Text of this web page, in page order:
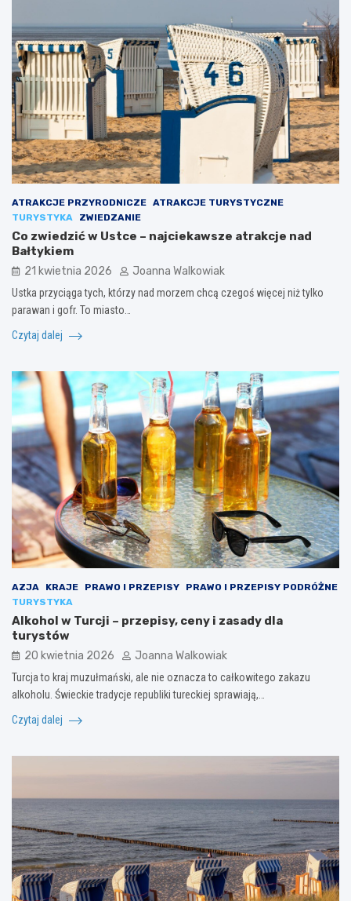
ATRAKCJE PRZYRODNICZE ATRAKCJE TURYSTYCZNE
TURYSTYKA
ZWIEDZANIE
Co zwiedzić w Ustce – najciekawsze atrakcje nad
Bałtykiem
21 kwietnia 2026 Joanna Walkowiak
Ustka przyciąga tych, którzy nad morzem chcą czegoś więcej niż tylko
parawan i gofr. To miasto…
Czytaj dalej
AZJA KRAJE PRAWO I PRZEPISY
PRAWO I PRZEPISY PODRÓŻNE
TURYSTYKA
Alkohol w Turcji – przepisy, ceny i zasady dla
turystów
20 kwietnia 2026 Joanna Walkowiak
Turcja to kraj muzułmański, ale nie oznacza to całkowitego zakazu
alkoholu. Świeckie tradycje republiki tureckiej sprawiają,…
Czytaj dalej